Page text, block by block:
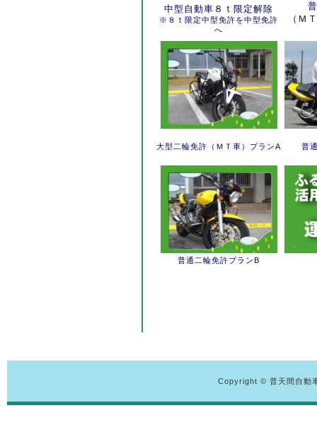
中型自動車８ｔ限定解除
※８ｔ限定中型免許を中型免許
へ
（Ｍ
大型二輪免許（ＭＴ車）プランA 普
普通二輪免許プランB
Copyright © 普天間自動